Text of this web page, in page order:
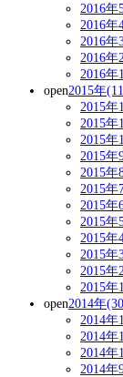
2016年
2016年
2016年
2016年
2016年
open2015年
2015年
2015年
2015年
2015年
2015年
2015年
2015年
2015年
2015年
2015年
2015年
2015年
open2014年
2014年
2014年
2014年
2014年